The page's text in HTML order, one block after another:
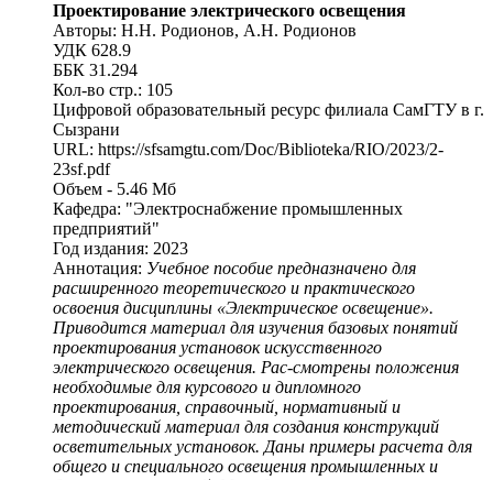
Проектирование электрического освещения
Авторы: Н.Н. Родионов, А.Н. Родионов
УДК 628.9
ББК 31.294
Кол-во стр.: 105
Цифровой образовательный ресурс филиала СамГТУ в г.
Сызрани
URL: https://sfsamgtu.com/Doc/Biblioteka/RIO/2023/2-
23sf.pdf
Объем - 5.46 Мб
Кафедра: "Электроснабжение промышленных
предприятий"
Год издания: 2023
Аннотация: Учебное пособие предназначено для
расширенного теоретического и практического
освоения дисциплины «Электрическое освещение».
Приводится материал для изучения базовых понятий
проектирования установок искусственного
электрического освещения. Рас-смотрены положения
необходимые для курсового и дипломного
проектирования, справочный, нормативный и
методический материал для создания конструкций
осветительных установок. Даны примеры расчета для
общего и специального освещения промышленных и